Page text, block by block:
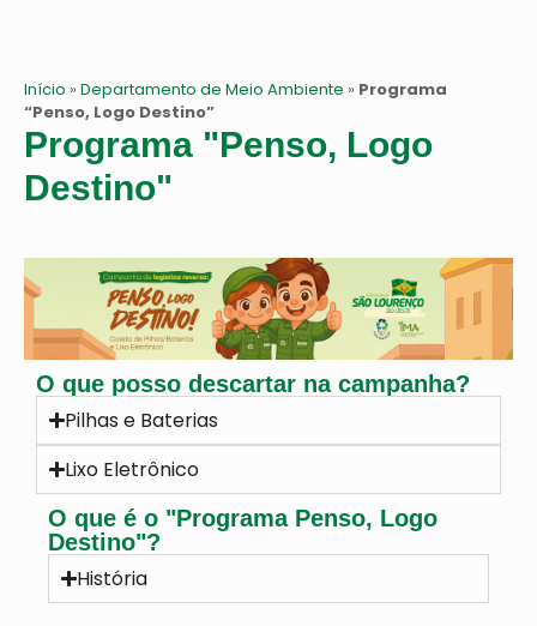
Início » Departamento de Meio Ambiente » Programa
“Penso, Logo Destino”
Programa "Penso, Logo
Destino"
O que posso descartar na campanha?
Pilhas e Baterias
Lixo Eletrônico
O que é o "Programa Penso, Logo
Destino"?
História